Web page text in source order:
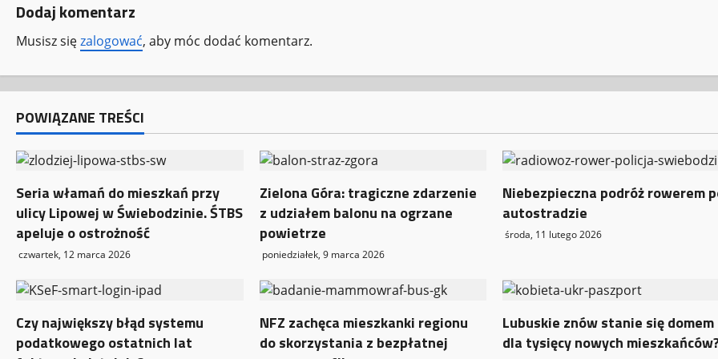
a
c
z
w
p
i
s
y
Dodaj komentarz
Musisz sięzalogować, aby móc dodać komentarz.
POWIĄZANE TREŚCI
Seria włamań do mieszkań przy
ulicy Lipowej w Świebodzinie. ŚTBS
apeluje o ostrożność
czwartek, 12 marca 2026
Zielona Góra: tragiczne zdarzenie
z udziałem balonu na ogrzane
powietrze
poniedziałek, 9 marca 2026
Niebezpieczna podróż rowerem
autostradzie
środa, 11 lutego 2026
Czy największy błąd systemu
podatkowego ostatnich lat
NFZ zachęca mieszkanki regionu
do skorzystania z bezpłatnej
Lubuskie znów stanie się domem
dla tysięcy nowych